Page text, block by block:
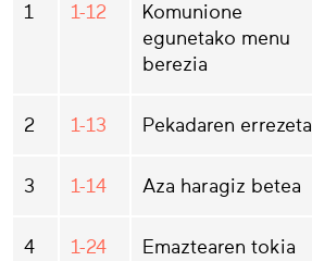
1 1-12
Komunione
egunetako menu
berezia
2 1-13 Pekadaren errezeta
3 1-14 Aza haragiz betea
4 1-24
Emaztearen tokia